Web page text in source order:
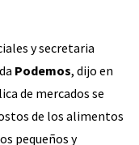
y secretaria
Podemos, dijo en
de mercados se
de los alimentos
pequeños y